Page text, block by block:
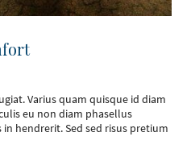
Varius quam quisque id diam
eu non diam phasellus
hendrerit. Sed sed risus pretium